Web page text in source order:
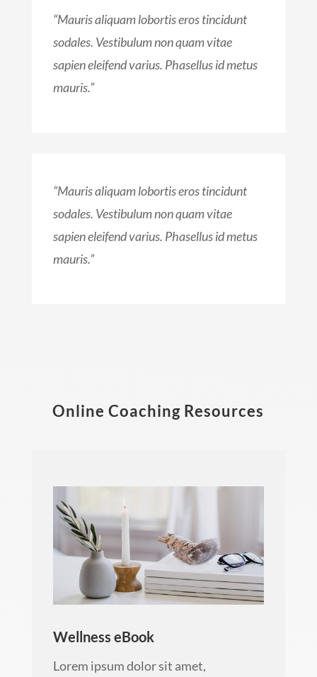
“Mauris aliquam lobortis eros tincidunt
sodales. Vestibulum non quam vitae
sapien eleifend varius. Phasellus id metus
mauris.”
“Mauris aliquam lobortis eros tincidunt
sodales. Vestibulum non quam vitae
sapien eleifend varius. Phasellus id metus
mauris.”
Online Coaching Resources
Wellness eBook
Lorem ipsum dolor sit amet,